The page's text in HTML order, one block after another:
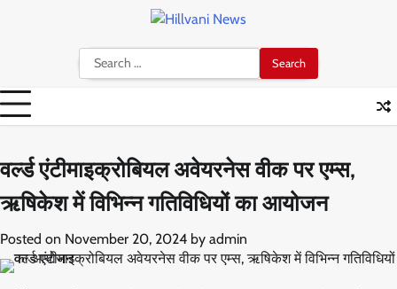
Search
for:
वर्ल्ड एंटीमाइक्रोबियल अवेयरनेस वीक पर एम्स,
ऋषिकेश में विभिन्न गतिविधियों का आयोजन
Posted on November 20, 2024 by admin